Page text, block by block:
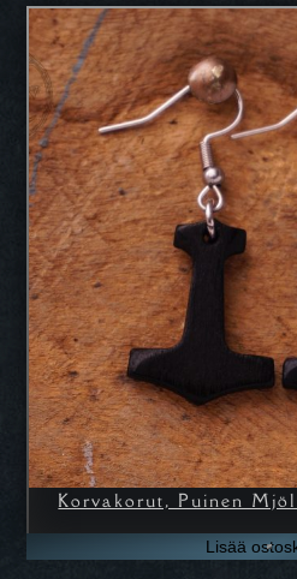
Korvakorut, Puinen
Lisää